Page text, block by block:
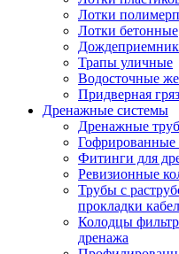
Лотки
Лотки бетонные
Трапы уличные
Водосточные
Придверная
Дренажные системы
Дренажные
Гофрированные
Фитинги для
Ревизионные
Трубы с
прокладки
Колодцы
дренажа